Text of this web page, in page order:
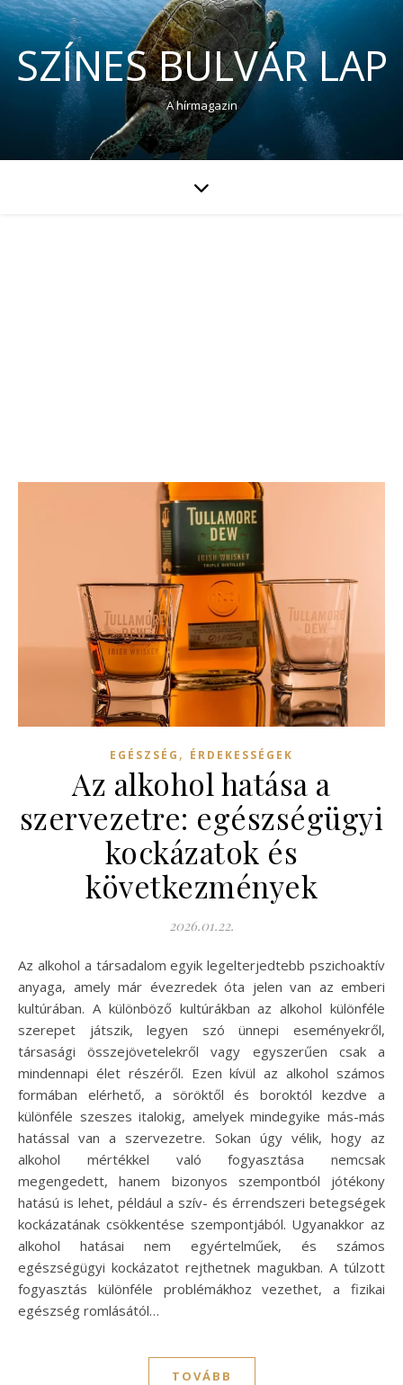
SZÍNES BULVÁR LAP
A hírmagazin
EGÉSZSÉG , ÉRDEKESSÉGEK
Az alkohol hatása a
szervezetre: egészségügyi
kockázatok és
következmények
2026.01.22.
Az alkohol a társadalom egyik legelterjedtebb pszichoaktív
anyaga, amely már évezredek óta jelen van az emberi
kultúrában. A különböző kultúrákban az alkohol különféle
szerepet játszik, legyen szó ünnepi eseményekről,
társasági összejövetelekről vagy egyszerűen csak a
mindennapi élet részéről. Ezen kívül az alkohol számos
formában elérhető, a söröktől és boroktól kezdve a
különféle szeszes italokig, amelyek mindegyike más-más
hatással van a szervezetre. Sokan úgy vélik, hogy az
alkohol mértékkel való fogyasztása nemcsak
megengedett, hanem bizonyos szempontból jótékony
hatású is lehet, például a szív- és érrendszeri betegségek
kockázatának csökkentése szempontjából. Ugyanakkor az
alkohol hatásai nem egyértelműek, és számos
egészségügyi kockázatot rejthetnek magukban. A túlzott
fogyasztás különféle problémákhoz vezethet, a fizikai
egészség romlásától…
TOVÁBB